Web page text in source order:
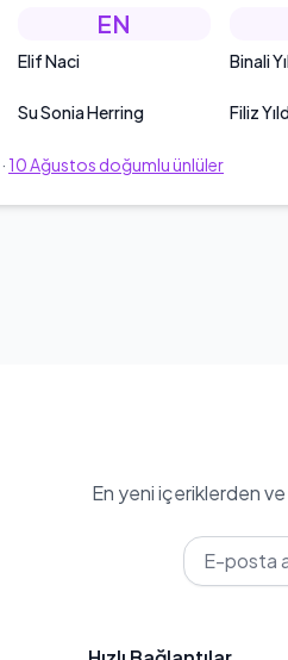
EN
Elif Naci Binali
Su Sonia Herring Filiz
· 10Ağustos doğumlu ünlüler
En yeni içeriklerden